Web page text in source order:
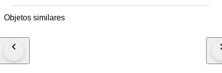
x 25 mm TO 58 x 37 x 32 mm Registered international shipping
Objetos similares